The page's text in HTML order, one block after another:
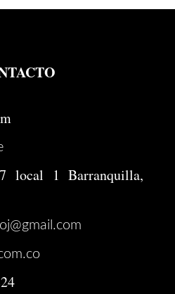
local 1 Barranquilla,